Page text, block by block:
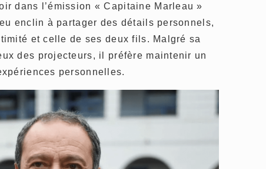
dans l’émission « Capitaine Marleau »
enclin à partager des détails personnels,
et celle de ses deux fils. Malgré sa
des projecteurs, il préfère maintenir un
personnelles.